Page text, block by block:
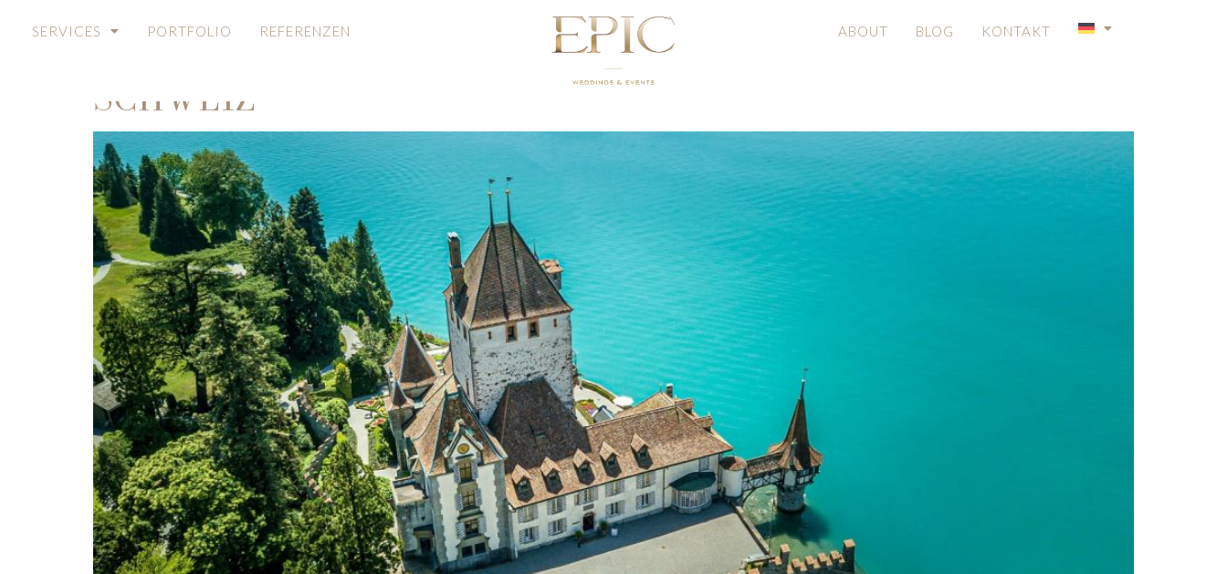
SERVICES PORTFOLIO REFERENZEN ABOUT BLOG KONTAKT
TOP 5 HOCHZEITSLOCATIONS IN DER SCHWEIZ: DIE
EXKLUSIVSTEN ORTE FÜR IHRE HOCHZEIT IN DER
SCHWEIZ